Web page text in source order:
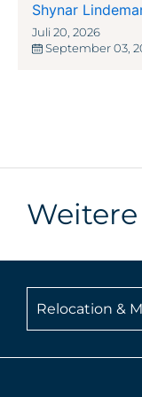
Shynar
Juli 20, 2026
September 03,
Relocation &